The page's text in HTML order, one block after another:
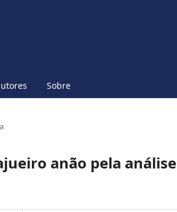
Sobre
anão pela análise